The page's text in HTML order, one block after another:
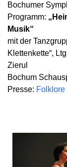
Bochumer
Programm:
Musik“
mit der
Klettenkette“,
Zierul
Bochum
Presse: